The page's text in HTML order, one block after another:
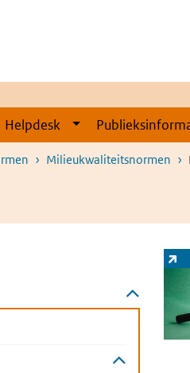
Helpdesk
Milieukwaliteitsnormen